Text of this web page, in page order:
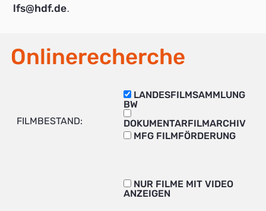
lfs@hdf.de.
Onlinerecherche
FILMBESTAND:
LANDESFILMSAMMLUNG
BW
DOKUMENTARFILMARCHIV
MFG FILMFÖRDERUNG
NUR FILME MIT VIDEO
ANZEIGEN